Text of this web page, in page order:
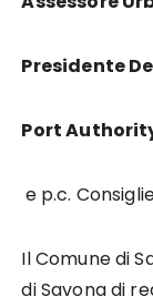
Presidente
Port
e p.c.
Il Comune di
di Savona di